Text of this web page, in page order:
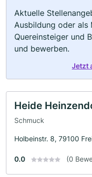
Aktuelle
Ausbildung oder als
Quereinsteiger und
und bewerben.
Jetzt
Heide
Schmuck
Holbeinstr. 8, 79100
0.0 (0